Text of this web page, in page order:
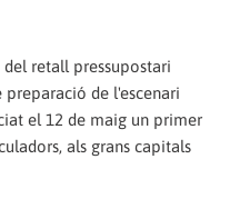
retall pressupostari
preparació de l'escenari
el 12 de maig un primer
als grans capitals